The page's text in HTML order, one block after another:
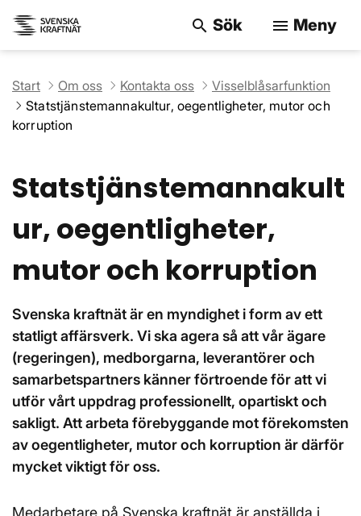
search Sök menu Meny
Start Om oss Kontakta oss
Visselblåsarfunktion
Statstjänstemannakultur, oegentligheter, mutor och
korruption
Statstjänstemannakult
ur, oegentligheter,
mutor och korruption
Svenska kraftnät är en myndighet i form av ett
statligt affärsverk. Vi ska agera så att vår ägare
(regeringen), medborgarna, leverantörer och
samarbetspartners känner förtroende för att vi
utför vårt uppdrag professionellt, opartiskt och
sakligt. Att arbeta förebyggande mot förekomsten
av oegentligheter, mutor och korruption är därför
mycket viktigt för oss.
Medarbetare på Svenska kraftnät är anställda i